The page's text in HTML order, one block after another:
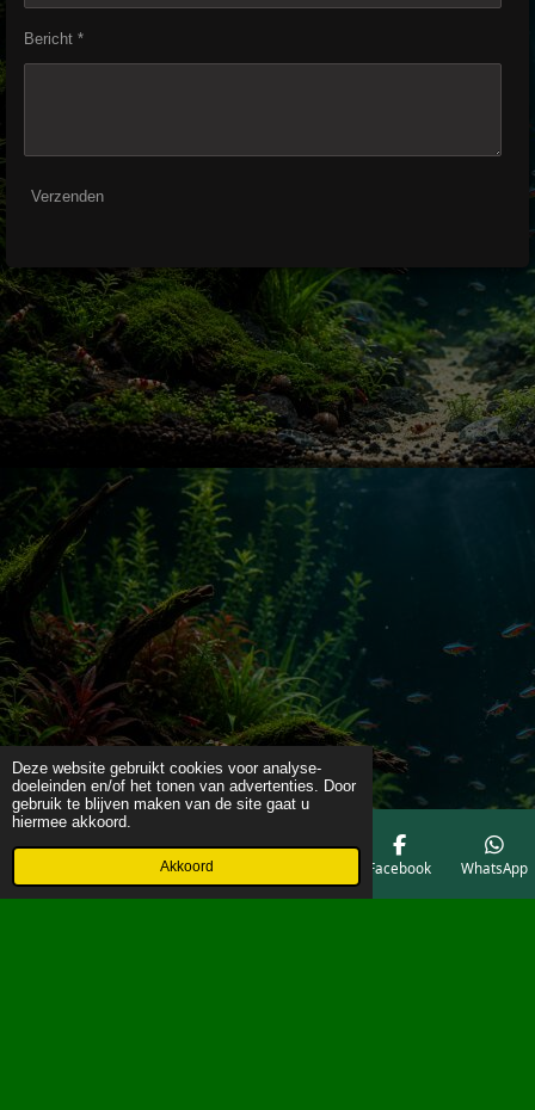
Deze website gebruikt cookies voor analyse-
doeleinden en/of het tonen van advertenties. Door
gebruik te blijven maken van de site gaat u
hiermee akkoord.
Akkoord
Bericht *
Verzenden
Telefoonnummer Facebook WhatsApp